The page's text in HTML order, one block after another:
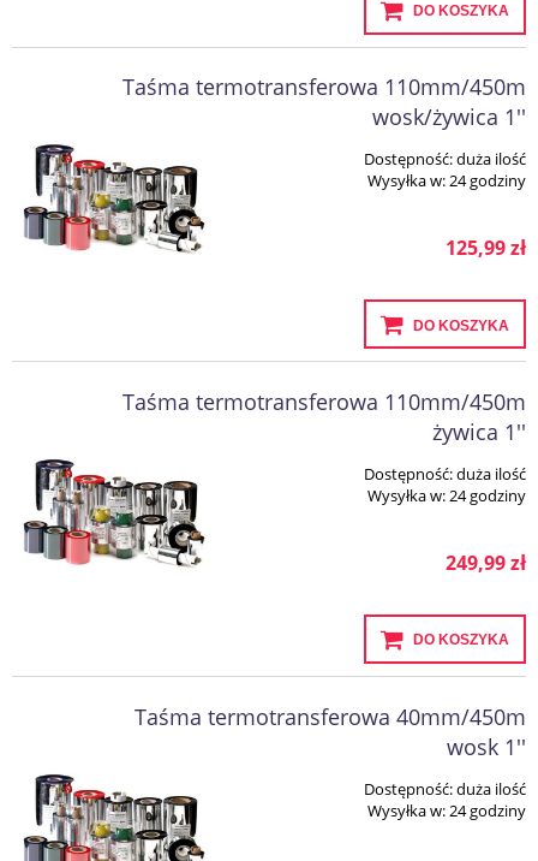
DO KOSZYKA
Taśma termotransferowa 110mm/450m
wosk/żywica 1''
Dostępność:duża ilość
Wysyłka w:24 godziny
125,99 zł
DO KOSZYKA
Taśma termotransferowa 110mm/450m
żywica 1''
Dostępność:duża ilość
Wysyłka w:24 godziny
249,99 zł
DO KOSZYKA
Taśma termotransferowa 40mm/450m
wosk 1''
Dostępność:duża ilość
Wysyłka w:24 godziny